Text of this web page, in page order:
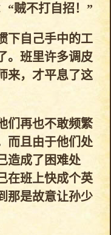
“贼不打自招！”
下自己手中的工
。班里许多调皮
来，才平息了这
们再也不敢频繁
而且由于他们处
造成了困难处
在班上快成个英
那是故意让孙少